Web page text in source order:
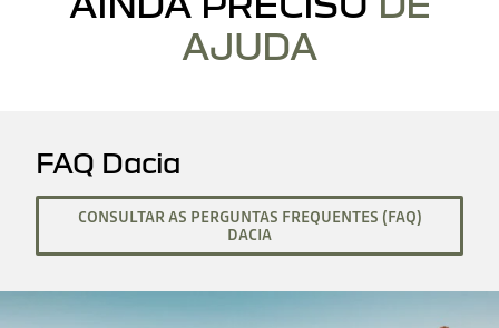
AJUDA
FAQ Dacia
CONSULTAR AS PERGUNTAS FREQUENTES (FAQ)
DACIA